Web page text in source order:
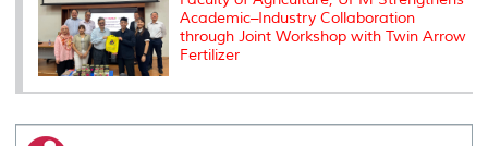
Academic–Industry Collaboration
through Joint Workshop with Twin Arrow
Fertilizer